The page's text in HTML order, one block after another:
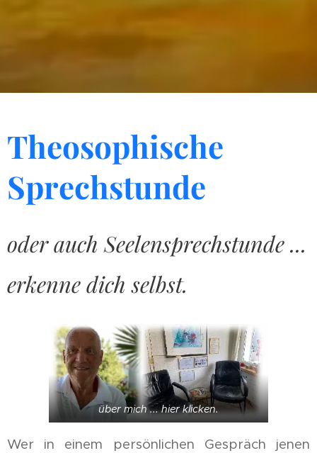
Theosophische
Sprechstunde
oder auch Seelensprechstunde ...
erkenne dich selbst.
über mich ... hier klicken.
Wer in einem persönlichen Gespräch jenen